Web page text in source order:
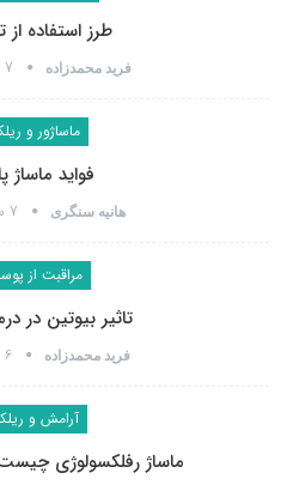
طرز استفاده
فرید محمدزاده 7 سال پیش
ماساژور و
فواید ماساژ
هانیه سنگری 7 سال پیش
مراقبت از
تاثیر بیوتین در
فرید محمدزاده 6 سال پیش
آرامش و
ماساژ رفلکسولوژی